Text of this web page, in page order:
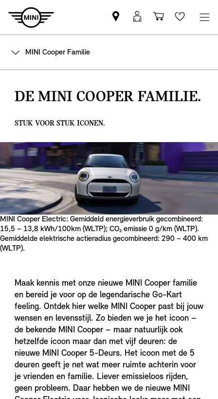
Vind
een
MyMini
login
Wishlist
MINI Cooper Familie
DE MINI COOPER FAMILIE.
STUK VOOR STUK ICONEN.
MINI Cooper Electric: Gemiddeld energieverbruik gecombineerd:
15,5 – 13,8 kWh/100km (WLTP); CO₂ emissie 0 g/km (WLTP).
Gemiddelde elektrische actieradius gecombineerd: 290 – 400 km
(WLTP).
Maak kennis met onze nieuwe MINI Cooper familie
en bereid je voor op de legendarische Go-Kart
feeling. Ontdek hier welke MINI Cooper past bij jouw
wensen en levensstijl. Zo bieden we je het icoon –
de bekende MINI Cooper – maar natuurlijk ook
hetzelfde icoon maar dan met vijf deuren: de
nieuwe MINI Cooper 5-Deurs. Het icoon met de 5
deuren geeft je net wat meer ruimte achterin voor
je vrienden en familie. Liever emissieloos rijden,
geen probleem. Daar hebben we de nieuwe MINI